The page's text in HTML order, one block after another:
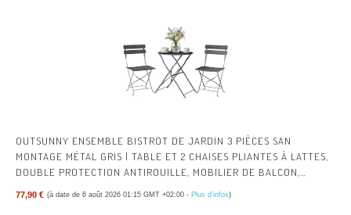
OUTSUNNY ENSEMBLE BISTROT DE JARDIN 3 PIÈCES SAN
MONTAGE MÉTAL GRIS | TABLE ET 2 CHAISES PLIANTES À LATTES,
DOUBLE PROTECTION ANTIROUILLE, MOBILIER DE BALCON,
TERRASSE ET EXTÉRIEUR
77,90 € (à date de 6 août 2026 01:15 GMT +02:00 - Plus d’infos)